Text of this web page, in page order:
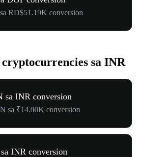
RD$51.19K conversion
sa INR
sa INR conversion
sa ₹14.00K conversion
INR conversion